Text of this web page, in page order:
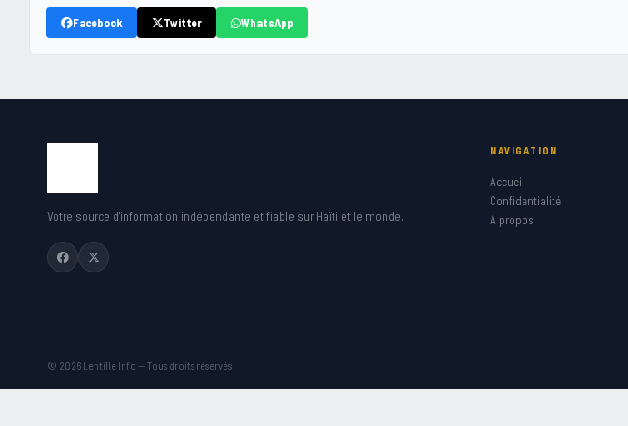
Facebook Twitter WhatsApp
Votre source d'information indépendante et fiable sur Haïti et le monde.
NAVIGATION
Accueil
Confidentialité
A propos
© 2026 Lentille Info — Tous droits réservés